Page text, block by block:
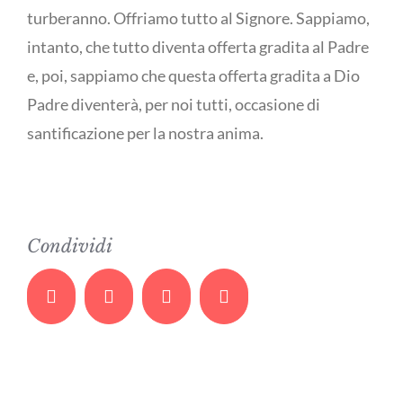
turberanno. Offriamo tutto al Signore. Sappiamo,
intanto, che tutto diventa offerta gradita al Padre
e, poi, sappiamo che questa offerta gradita a Dio
Padre diventerà, per noi tutti, occasione di
santificazione per la nostra anima.
Condividi
Facebook Twitter Whatsapp Email